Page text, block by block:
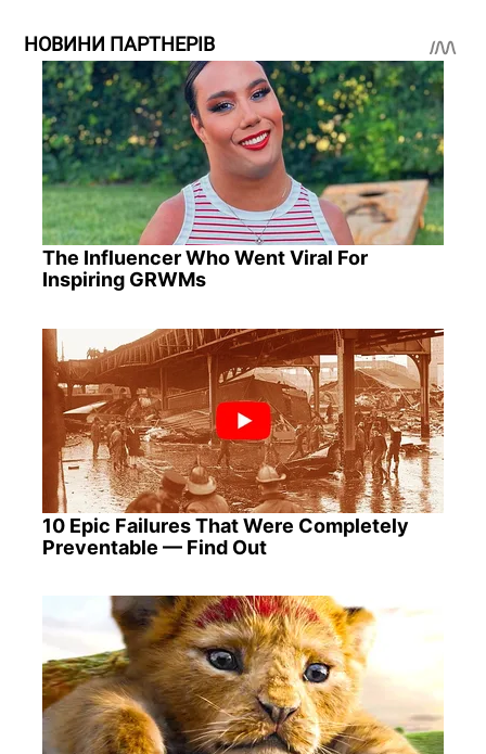
НОВИНИ ПАРТНЕРІВ
The Influencer Who Went Viral For
Inspiring GRWMs
10 Epic Failures That Were Completely
Preventable — Find Out